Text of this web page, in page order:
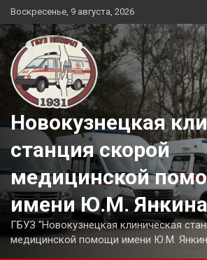
Перейти
к
содержимому
Воскресенье, 9 августа, 2026
Новокузнецкая
станция скорой
медицинской
имени Ю.М. Янкина
ГБУЗ "Новокузнецкая клиническая
медицинской помощи имени Ю.М.